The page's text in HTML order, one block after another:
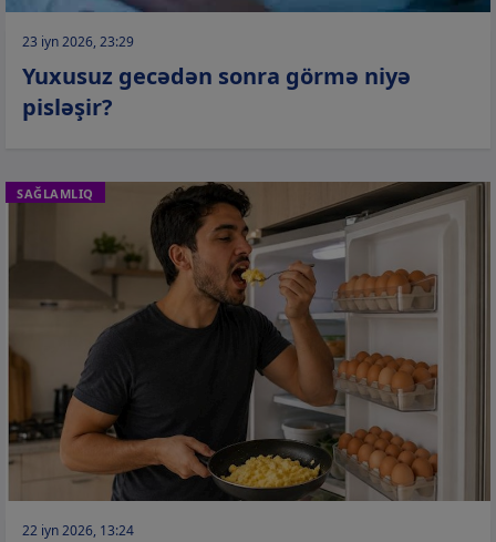
23 iyn 2026, 23:29
Yuxusuz gecədən sonra görmə niyə
pisləşir?
SAĞLAMLIQ
22 iyn 2026, 13:24